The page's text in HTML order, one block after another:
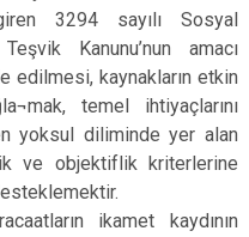
3294 sayılı Sosyal
Kanunu’nun amacı
edilmesi, kaynakların etkin
temel ihtiyaçlarını
yoksul diliminde yer alan
ve objektiflik kriterlerine
ikamet kaydının